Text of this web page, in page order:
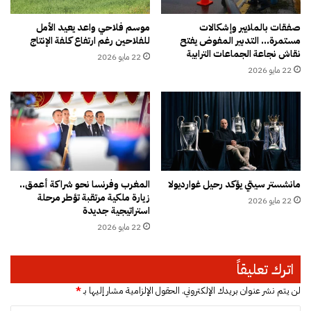
ف
ا
ت
ت
ب
ا
ل
ا
م
ى
9
س
ن
و
ل
ف
ا
ت
ا
ث
“
ج
صفقات بالملايير وإشكالات
مستمرة… التدبير المفوض يفتح
نقاش نجاعة الجماعات الترابية
22 مايو 2026
موسم فلاحي واعد يعيد الأمل
للفلاحين رغم ارتفاع كلفة الإنتاج
22 مايو 2026
مانشستر سيتي يؤكد رحيل غوارديولا
22 مايو 2026
المغرب وفرنسا نحو شراكة أعمق..
زيارة ملكية مرتقبة تؤطر مرحلة
استراتيجية جديدة
22 مايو 2026
اترك تعليقاً
لن يتم نشر عنوان بريدك الإلكتروني. الحقول الإلزامية مشار إليها بـ*